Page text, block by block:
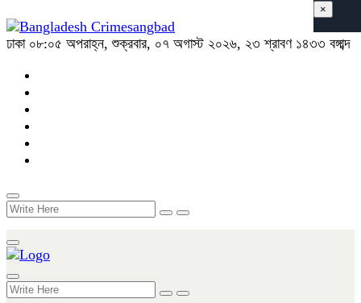
ঢাকা ০৮:০৫ অপরাহ্ন, শুক্রবার, ০৭ অগাস্ট ২০২৬, ২৩ শ্রাবণ ১৪৩৩ বঙ্গাব্দ
×